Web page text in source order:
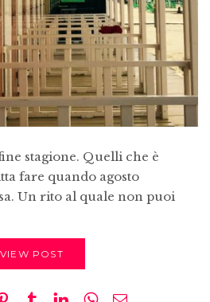
stagione. Quelli che è
fare quando agosto
Un rito al quale non puoi
VIEW POST